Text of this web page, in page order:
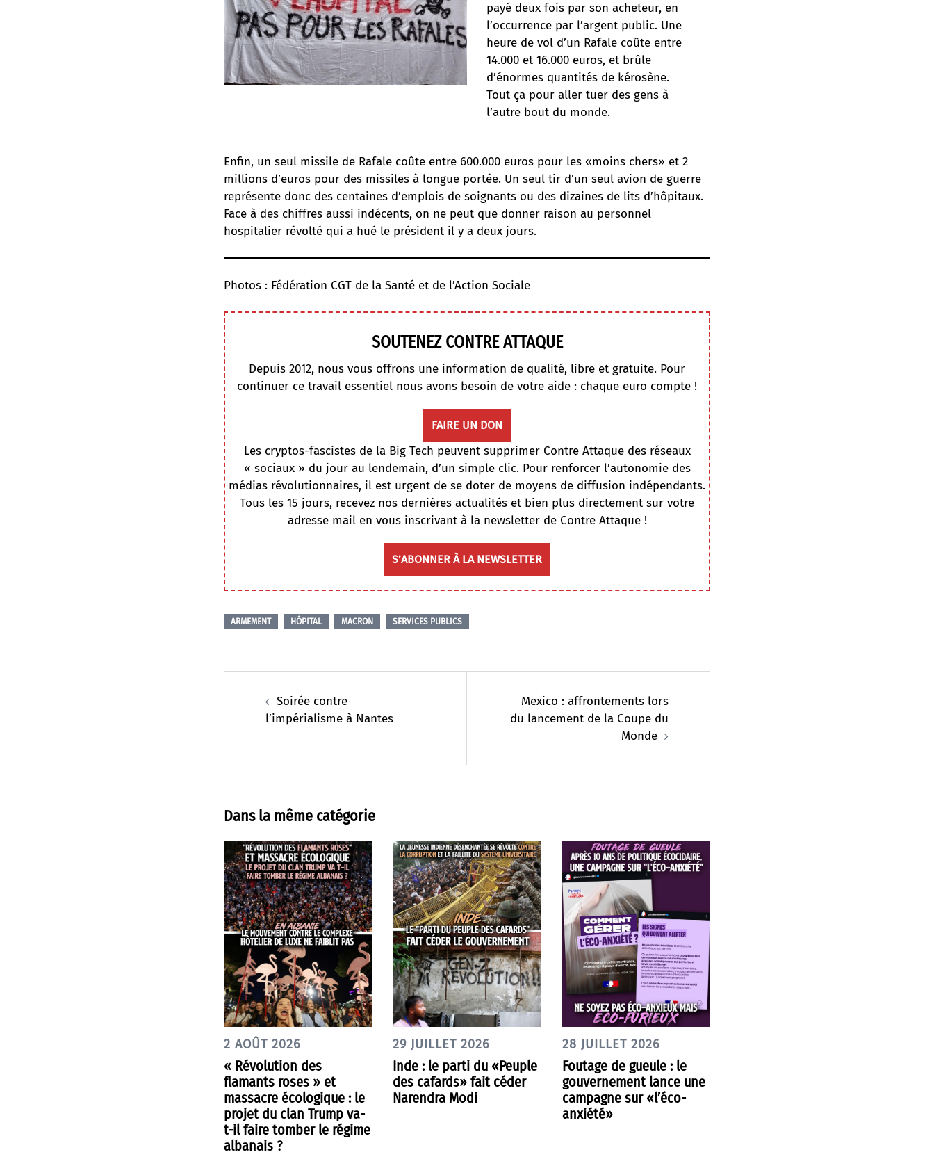
payé deux fois par son acheteur, en
l’occurrence par l’argent public. Une
heure de vol d’un Rafale coûte entre
14.000 et 16.000 euros, et brûle
d’énormes quantités de kérosène.
Tout ça pour aller tuer des gens à
l’autre bout du monde.
Enfin, un seul missile de Rafale coûte entre 600.000 euros pour les «moins chers» et 2
millions d’euros pour des missiles à longue portée. Un seul tir d’un seul avion de guerre
représente donc des centaines d’emplois de soignants ou des dizaines de lits d’hôpitaux.
Face à des chiffres aussi indécents, on ne peut que donner raison au personnel
hospitalier révolté qui a hué le président il y a deux jours.
Photos : Fédération CGT de la Santé et de l’Action Sociale
SOUTENEZ CONTRE ATTAQUE
Depuis 2012, nous vous offrons une information de qualité, libre et gratuite. Pour
continuer ce travail essentiel nous avons besoin de votre aide : chaque euro compte !
FAIRE UN DON
Les cryptos-fascistes de la Big Tech peuvent supprimer Contre Attaque des réseaux
« sociaux » du jour au lendemain, d’un simple clic. Pour renforcer l’autonomie des
médias révolutionnaires, il est urgent de se doter de moyens de diffusion indépendants.
Tous les 15 jours, recevez nos dernières actualités et bien plus directement sur votre
adresse mail en vous inscrivant à la newsletter de Contre Attaque !
S’ABONNER À LA NEWSLETTER
ARMEMENT HÔPITAL MACRON SERVICES PUBLICS
d’articleSoirée contre
l’impérialisme à Nantes
Mexico : affrontements lors
du lancement de la Coupe du
Monde
Dans la même catégorie
2 AOÛT 2026
« Révolution des
flamants roses » et
massacre écologique : le
projet du clan Trump va-
t-il faire tomber le régime
albanais ?
29 JUILLET 2026
Inde : le parti du «Peuple
des cafards» fait céder
Narendra Modi
28 JUILLET 2026
Foutage de gueule : le
gouvernement lance une
campagne sur «l’éco-
anxiété»